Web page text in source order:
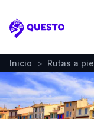
Questo
Inicio > Rutas a pie